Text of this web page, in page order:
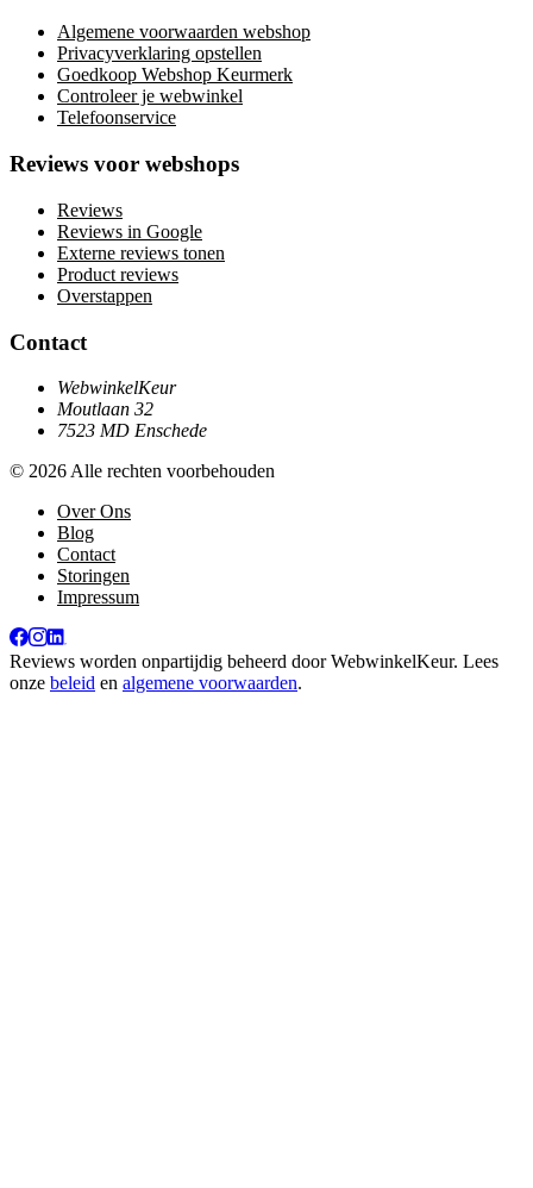
Algemene voorwaarden webshop
Privacyverklaring opstellen
Goedkoop Webshop Keurmerk
Controleer je webwinkel
Telefoonservice
Reviews voor webshops
Reviews
Reviews in Google
Externe reviews tonen
Product reviews
Overstappen
Contact
WebwinkelKeur
Moutlaan 32
7523 MD Enschede
© 2026 Alle rechten voorbehouden
Over Ons
Blog
Contact
Storingen
Impressum
Reviews worden onpartijdig beheerd doorWebwinkelKeur. Lees
onze beleid en algemene voorwaarden.